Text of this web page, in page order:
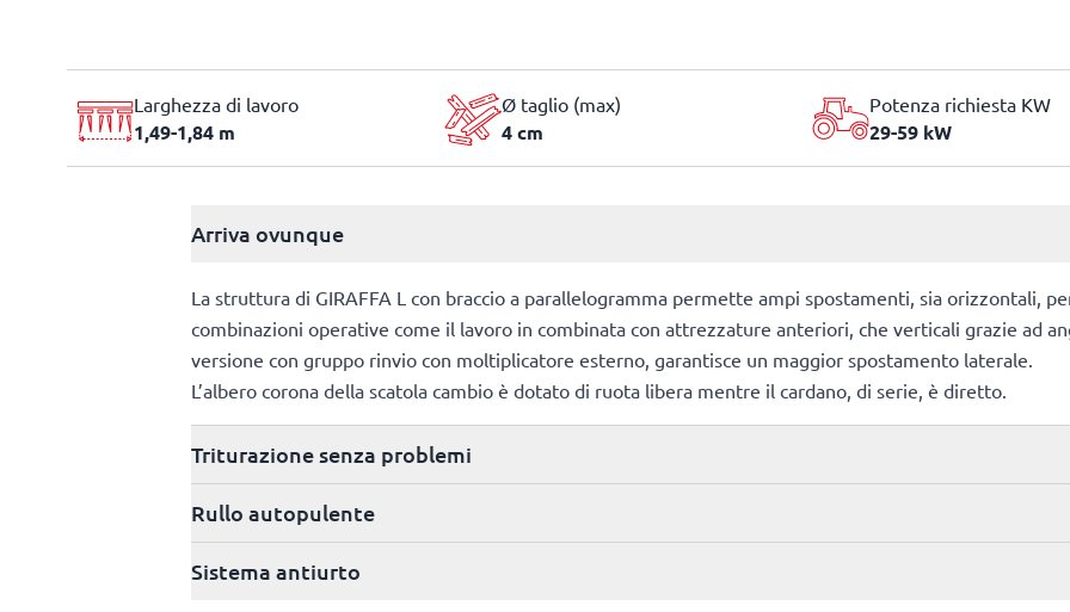
Larghezza di lavoro
1,49-1,84 m
Ø taglio (max)
4 cm
Potenza richiesta KW
29-59 kW
Arriva ovunque
La struttura di GIRAFFA L con braccio a parallelogramma permette ampi spostamenti, sia orizzontali,
combinazioni operative come il lavoro in combinata con attrezzature anteriori, che verticali grazie ad
versione con gruppo rinvio con moltiplicatore esterno, garantisce un maggior spostamento laterale.
L’albero corona della scatola cambio è dotato di ruota libera mentre il cardano, di serie, è diretto.
Triturazione senza problemi
Rullo autopulente
Sistema antiurto